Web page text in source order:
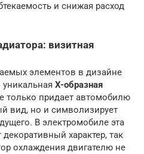
и снижая расход
визитная
элементов в дизайне
уникальная X-образная
только придает автомобилю
вид, но и символизирует
В электромобиле эта
характер, так
охлаждения двигателю не